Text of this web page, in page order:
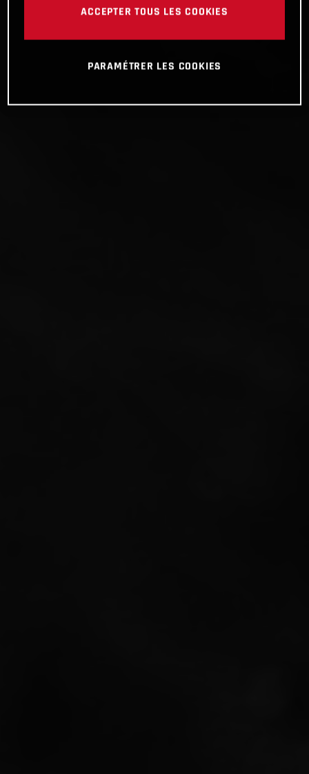
ACCEPTER TOUS LES COOKIES
PARAMÉTRER LES COOKIES